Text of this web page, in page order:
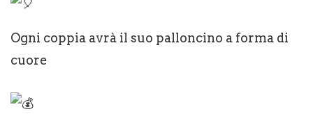
Ogni coppia avrà il suo palloncino a forma di
cuore